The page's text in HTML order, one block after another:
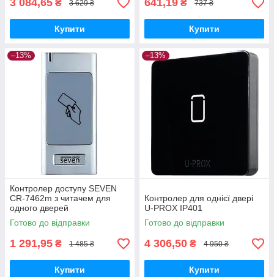
3 084,65 ₴ 3 629 ₴
Купити
641,19 ₴ 737 ₴
Купити
–13%
Контролер доступу SEVEN
CR-7462m з читачем для
одного дверей
Готово до відправки
1 291,95 ₴ 1 485 ₴
Купити
–13%
Контролер для однієї двері
U-PROX IP401
Готово до відправки
4 306,50 ₴ 4 950 ₴
Купити